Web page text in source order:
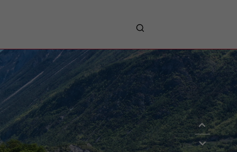
Prestations
Avantages
Unternehmen :
Willkommen!
Companies : Welcome!
Imprese : benvenute!